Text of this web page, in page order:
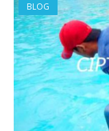
BLOG